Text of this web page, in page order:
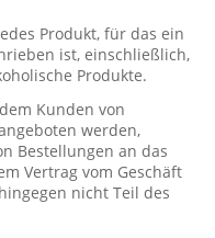
Produkt, für das ein
ist, einschließlich,
Produkte.
Kunden von
werden,
Bestellungen an das
Vertrag vom Geschäft
nicht Teil des